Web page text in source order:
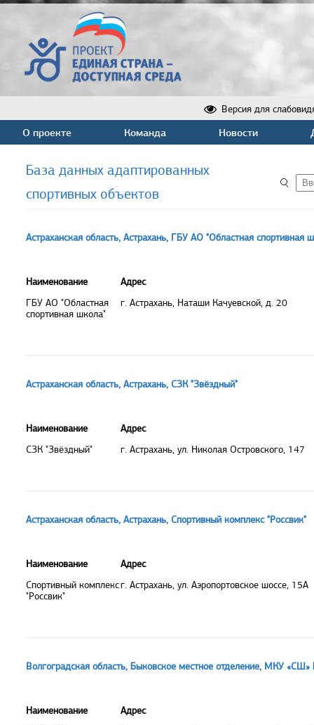
Версия для
О проекте Команда Новости
База данных адаптированных
спортивных объектов
Астраханская область, Астрахань, ГБУ АО "Областная спортивная
Наименование
ГБУ АО "Областная
спортивная школа"
Адрес
г. Астрахань, Наташи Качуевской, д. 20
Астраханская область, Астрахань, СЗК "Звёздный"
Наименование
СЗК "Звёздный"
Адрес
г. Астрахань, ул. Николая Островского, 147
Астраханская область, Астрахань, Спортивный комплекс "Россвик"
Наименование
Спортивный комплекс
"Россвик"
Адрес
г. Астрахань, ул. Аэропортовское шоссе, 15А
Волгоградская область, Быковское местное отделение, МКУ
Наименование
Адрес